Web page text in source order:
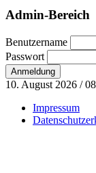
Admin-Bereich
Benutzername
Passwort
10. August 2026 /
Impressum